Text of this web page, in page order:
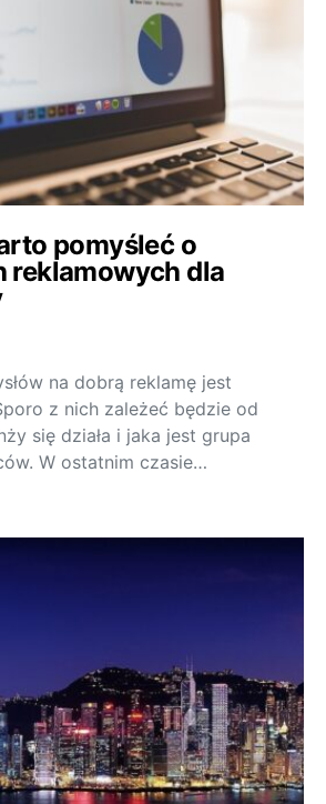
pomyśleć o
reklamowych dla
na dobrą reklamę jest
z nich zależeć będzie od
się działa i jaka jest grupa
W ostatnim czasie…